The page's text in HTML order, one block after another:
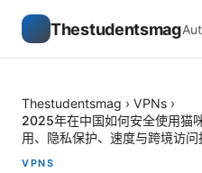
Thestudentsmag
Thestudentsmag › VPNs ›
2025年在中国如何安全使用猫
用、隐私保护、速度与跨境访问
VPNS